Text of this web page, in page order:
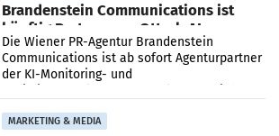
Brandenstein Communications ist
künftig Partner von OtterlyAI
Die Wiener PR-Agentur Brandenstein
Communications ist ab sofort Agenturpartner
der KI-Monitoring- und
MARKETING & MEDIA